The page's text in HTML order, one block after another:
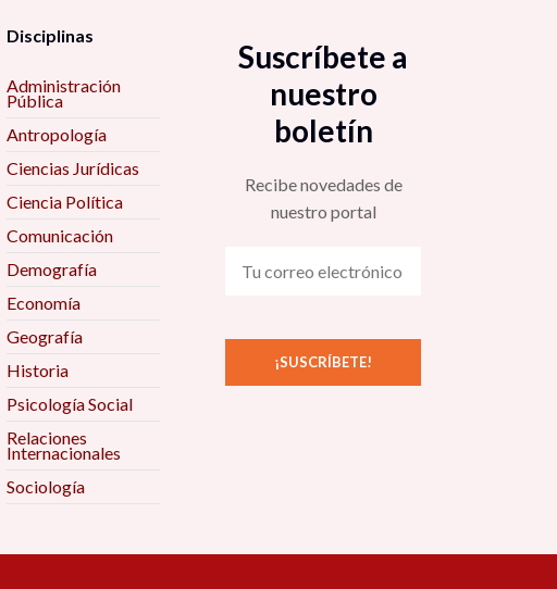
Disciplinas
Administración
Pública
Antropología
Ciencias Jurídicas
Ciencia Política
Comunicación
Demografía
Economía
Geografía
Historia
Psicología Social
Relaciones
Internacionales
Sociología
Suscríbete a
nuestro
boletín
Recibe novedades de
nuestro portal